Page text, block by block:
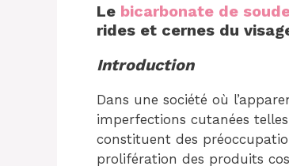
Le bicarbonate de
rides et cernes du
Introduction
Dans une société où
imperfections cutanées
constituent des
prolifération des produits